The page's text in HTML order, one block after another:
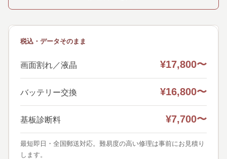
税込・データそのまま
画面割れ／液晶 ¥17,800〜
バッテリー交換 ¥16,800〜
基板診断料 ¥7,700〜
最短即日・全国郵送対応。難易度の高い修理は事前にお見積り
します。